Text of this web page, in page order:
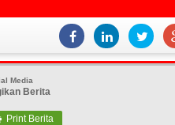
Media
Berita
Print Berita